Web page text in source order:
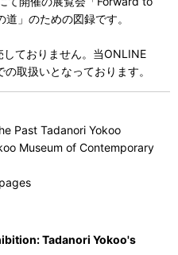
」のための図録です。
ておりません。当ONLINE
取扱いとなっております。
Past Tadanori Yokoo
Museum of Contemporary
Tadanori Yokoo's